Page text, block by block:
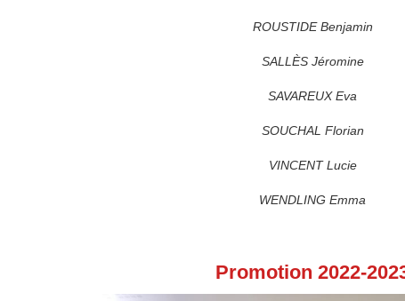
ROUSTIDE Benjamin
SALLÈS Jéromine
SAVAREUX Eva
SOUCHAL Florian
VINCENT Lucie
WENDLING Emma
Promotion 2022-